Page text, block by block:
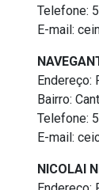
Telefone:
E-mail:
Endereço:
Bairro:
Telefone:
E-mail:
NICOLAI